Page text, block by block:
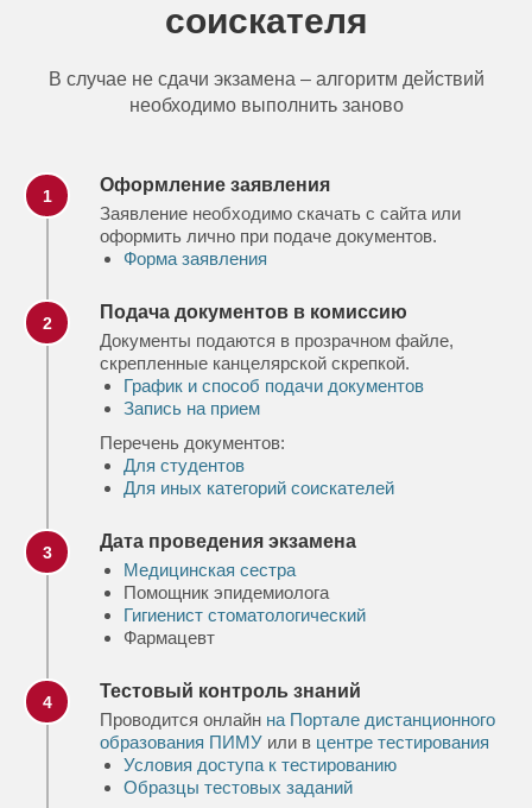
соискателя
В случае не сдачи экзамена – алгоритм действий
необходимо выполнить заново
1
Оформление заявления
Заявление необходимо скачать с сайта или
оформить лично при подаче документов.
Форма заявления
2
Подача документов в комиссию
Документы подаются в прозрачном файле,
скрепленные канцелярской скрепкой.
График и способ подачи документов
Запись на прием
Перечень документов:
Для студентов
Для иных категорий соискателей
3
Дата проведения экзамена
Медицинская сестра
Помощник эпидемиолога
Гигиенист стоматологический
Фармацевт
4
Тестовый контроль знаний
Проводится онлайн на Портале дистанционного
образования ПИМУ или в центре тестирования
Условия доступа к тестированию
Образцы тестовых заданий